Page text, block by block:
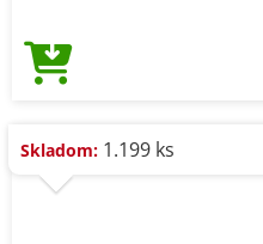
Skladom: 1.199 ks